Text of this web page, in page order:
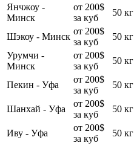
Янчжоу -
Минск
от 200$
за куб
50 кг
Шэкоу - Минск
от 200$
за куб
50 кг
Урумчи -
Минск
от 200$
за куб
50 кг
Пекин - Уфа
от 200$
за куб
50 кг
Шанхай - Уфа
от 200$
за куб
50 кг
Иву - Уфа
от 200$
за куб
50 кг